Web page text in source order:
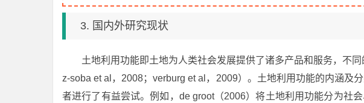
3. 国内外研究现状
土地利用功能即土地为人类社会发展提供了诸多产品和服务，不
z-soba et al，2008；verburg et al，2009）。土地利用功能的内涵及
者进行了有益尝试。例如，de groot（2006）将土地利用功能分为社